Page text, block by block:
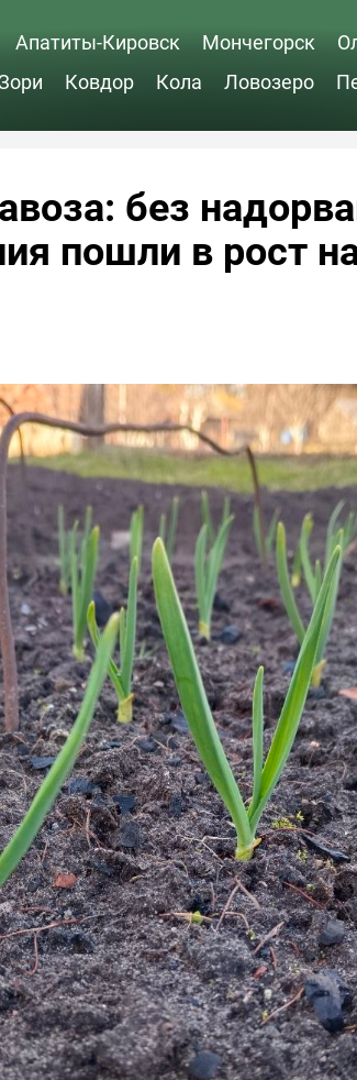
Апатиты-Кировск Мончегорск
Ковдор Кола Ловозеро
без
пошли в рост